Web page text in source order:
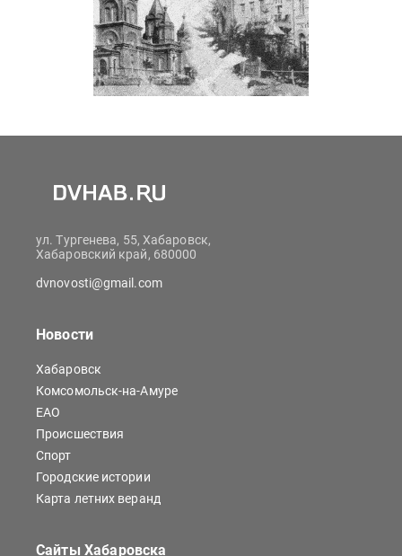
ул. Тургенева, 55, Хабаровск,
Хабаровский край, 680000
dvnovosti@gmail.com
Новости
Хабаровск
Комсомольск-на-Амуре
ЕАО
Происшествия
Спорт
Городские истории
Карта летних веранд
Сайты Хабаровска